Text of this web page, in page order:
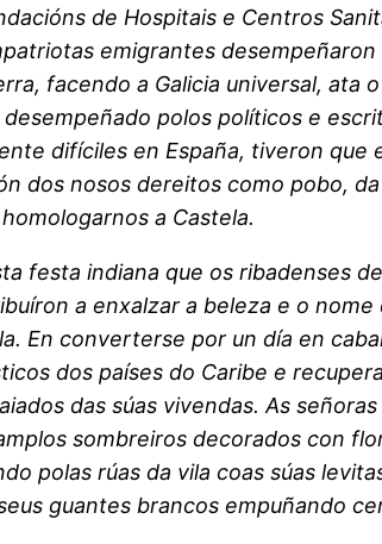
de Hospitais e Centros
emigrantes
facendo a Galicia universal, ata
polos políticos e
difíciles en España, tiveron
dos nosos dereitos como pobo,
a Castela.
festa indiana que os ribadenses
a enxalzar a beleza e o
En converterse por un día en
dos países do Caribe e
das súas vivendas. As
sombreiros decorados con
polas rúas da vila coas súas
guantes brancos empuñando